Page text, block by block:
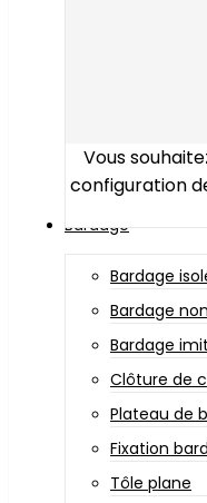
Vous
configuration
Bardage
Bardage
Bardage
Bardage
Clôture de
Plateau de
Fixation
Tôle plane